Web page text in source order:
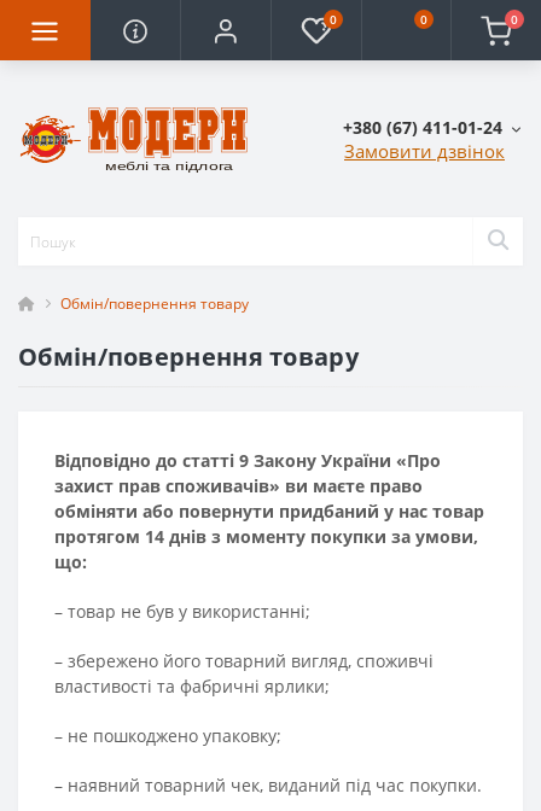
0 0 0
+380 (67) 411-01-24
Замовити дзвінок
Обмін/повернення товару
Обмін/повернення товару
Відповідно до статті 9 Закону України «Про
захист прав споживачів» ви маєте право
обміняти або повернути придбаний у нас товар
протягом 14 днів з моменту покупки за умови,
що:
– товар не був у використанні;
– збережено його товарний вигляд, споживчі
властивості та фабричні ярлики;
– не пошкоджено упаковку;
– наявний товарний чек, виданий під час покупки.